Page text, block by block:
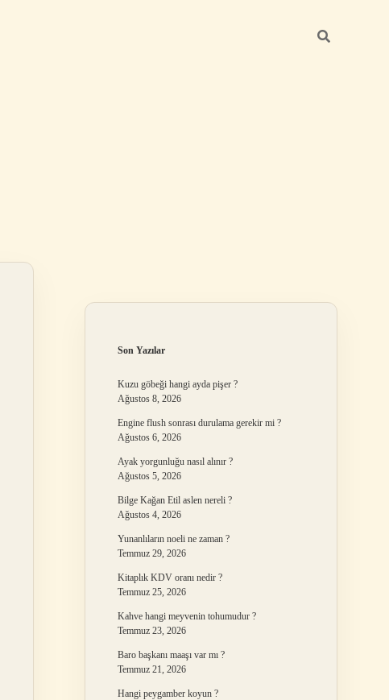
Son Yazılar
Kuzu göbeği hangi ayda pişer ?
Ağustos 8, 2026
Engine flush sonrası durulama gerekir mi ?
Ağustos 6, 2026
Ayak yorgunluğu nasıl alınır ?
Ağustos 5, 2026
Bilge Kağan Etil aslen nereli ?
Ağustos 4, 2026
Yunanlıların noeli ne zaman ?
Temmuz 29, 2026
Kitaplık KDV oranı nedir ?
Temmuz 25, 2026
Kahve hangi meyvenin tohumudur ?
Temmuz 23, 2026
Baro başkanı maaşı var mı ?
Temmuz 21, 2026
Hangi peygamber koyun ?